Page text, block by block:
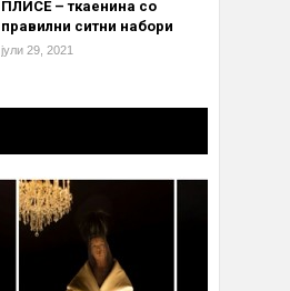
ПЛИСЕ – ткаенина со
правилни ситни набори
јули 29, 2021